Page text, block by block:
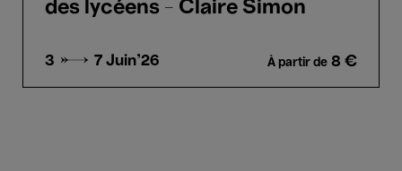
des lycéens - Claire Simon
3 → 7 Juin'26 À partir de 8 €